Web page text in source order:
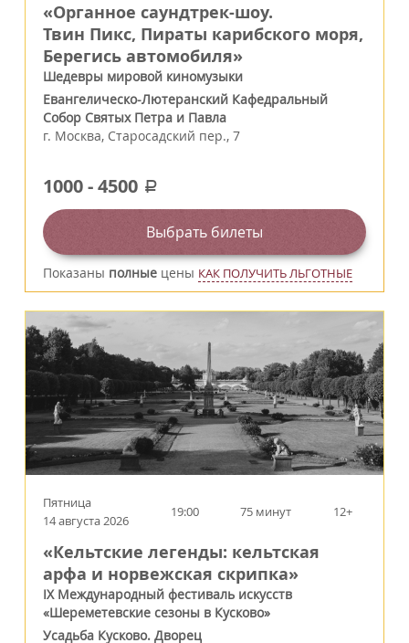
«Органное саундтрек-шоу.
Твин Пикс, Пираты карибского моря,
Берегись автомобиля»
Шедевры мировой киномузыки
Евангелическо-Лютеранский Кафедральный
Собор Святых Петра и Павла
г. Москва, Старосадский пер., 7
1000-4500 a
Выбрать билеты
Показаны полные цены КАК ПОЛУЧИТЬ ЛЬГОТНЫЕ
Пятница
14 августа 2026
19:00 75 минут 12+
«Кельтские легенды: кельтская
арфа и норвежская скрипка»
IX Международный фестиваль искусств
«Шереметевские сезоны в Кусково»
Усадьба Кусково. Дворец